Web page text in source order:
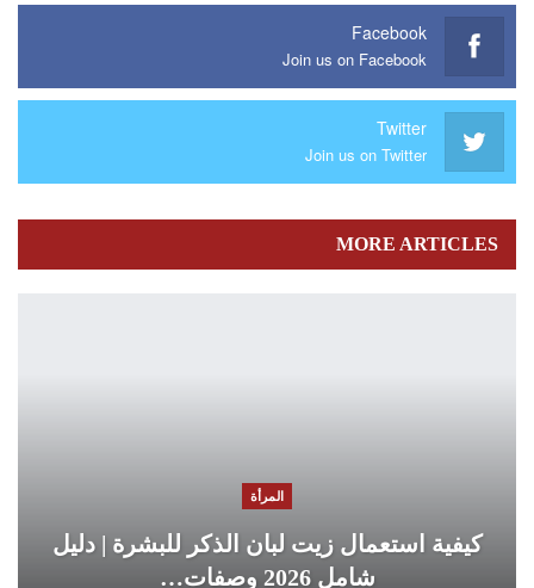
Facebook
Join us on Facebook
Twitter
Join us on Twitter
MORE ARTICLES
المرأة
كيفية استعمال زيت لبان الذكر للبشرة | دليل
شامل 2026 وصفات…